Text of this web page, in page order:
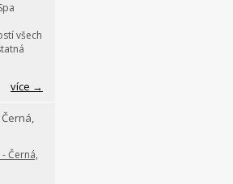
všech
více →